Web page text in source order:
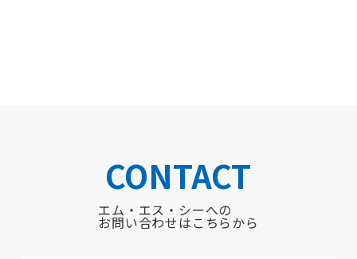
CONTACT
エム・エス・シーへの
お問い合わせはこちらから